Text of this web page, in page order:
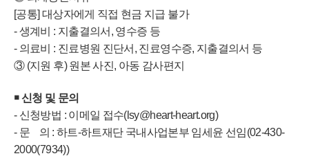
[공통] 대상자에게 직접 현금 지급 불가
- 생계비 : 지출결의서, 영수증 등
- 의료비 : 진료병원 진단서, 진료영수증, 지출결의서 등
③ (지원 후) 원본 사진, 아동 감사편지
￭ 신청 및 문의
- 신청방법 : 이메일 접수(lsy@heart-heart.org)
- 문 의 : 하트-하트재단 국내사업본부 임세윤 선임(02-430-
2000(7934))